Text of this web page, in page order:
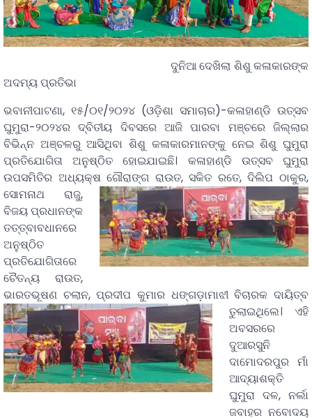
ଦୁନିଆ ଦେଖିଲା ଶିଶୁ କଳାକାରଙ୍କ
ଅଦମ୍ୟ ପ୍ରତିଭା
ଭବାନୀପାଟଣା, ୧୫/୦୧/୨୦୨୪ (ଓଡ଼ିଶା ସମାଚାର)-କଳାହାଣ୍ଡି ଉତ୍ସବ
ଘୁମୁରା-୨୦୨୪ର ଦ୍ବିତୀୟ ଦିବସରେ ଆଜି ପାରବା ମଞ୍ଚରେ ଜିଲ୍ଲାର
ବିଭିନ୍ନ ଅଞ୍ଚଳରୁ ଆସିଥିବା ଶିଶୁ କଳାକାରମାନଙ୍କୁ ନେଇ ଶିଶୁ ଘୁମୁରା
ପ୍ରତିଯୋଗିତା ଅନୁଷ୍ଠିତ ହୋଇଯାଇଛି। କଳାହାଣ୍ଡି ଉତ୍ସବ ଘୁମୁରା
ଉପସମିତିର ଅଧ୍ୟକ୍ଷ ଗୌରାଙ୍ଗ ରାଉତ, ସକିତ ରତେ, ଦିଲିପ ଠାକୁର,
ସୋମନାଥ ରାଜୁ,
ବିଜୟ ପ୍ରଧାନଙ୍କ
ତତ୍ତ୍ବାବଧାନରେ
ଅନୁଷ୍ଠିତ
ପ୍ରତିଯୋଗିତାରେ
ଚୈତନ୍ୟ ରାଉତ,
ଭାରତଭୂଷଣ ଚଲାନ,ପ୍ରଦୀପ କୁମାର ଧଙ୍ଗଡ଼ାମାଝୀ ବିଚାରକ ଦାୟିତ୍ବ
ତୁଲାଇଥିଲେ। ଏହି
ଅବସରରେ
ଦୁଆରସୁନି
ଦାମୋଦରପୁର ମାଁ
ଆଦ୍ୟାଶକ୍ତି
ଘୁମୁରା ଦଳ, ନର୍ଲା
ଜବାହର ନବୋଦୟ